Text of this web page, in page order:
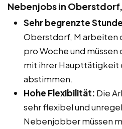
Nebenjobs in
Sehr begrenzte
Oberstdorf, M arbeiten
pro Woche und
mit ihrer Haupttätigkeit
abstimmen.
Hohe Flexibilität: Die
sehr flexibel und
Nebenjobber müssen